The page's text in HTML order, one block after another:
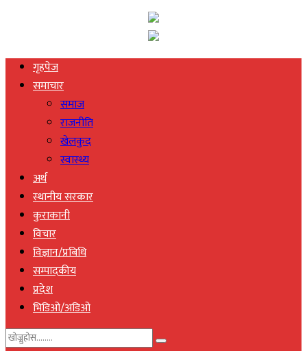
गृहपेज
समाचार
समाज
राजनीति
खेलकुद
स्वास्थ्य
अर्थ
स्थानीय सरकार
कुराकानी
विचार
विज्ञान/प्रबिधि
सम्पादकीय
प्रदेश
भिडिओ/अडिओ